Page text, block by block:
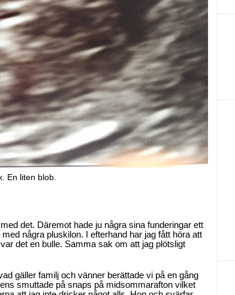
En liten blob.
det. Däremot hade ju några sina funderingar ett
några pluskilon. I efterhand har jag fått höra att
det en bulle. Samma sak om att jag plötsligt
gäller familj och vänner berättade vi på en gång
smuttade på snaps på midsommarafton vilket